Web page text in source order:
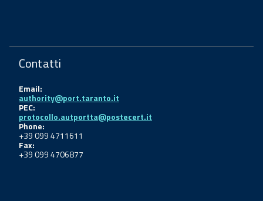
Contatti
Email:
authority@port.taranto.it
PEC:
protocollo.autportta@postecert.it
Phone:
+39 099 4711611
Fax:
+39 099 4706877